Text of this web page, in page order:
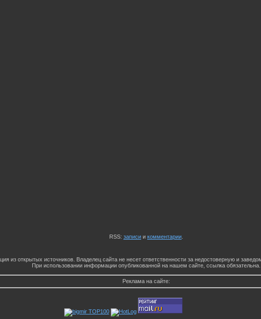
RSS: записи и комментарии
из открытых источников. Владелец сайта не несет ответственности за недостоверную и
При использовании информации опубликованной на нашем сайте, ссылка обязательна.
Реклама на сайте: